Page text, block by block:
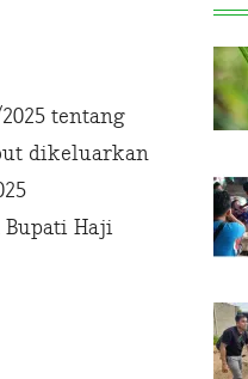
tentang
dikeluarkan
Haji